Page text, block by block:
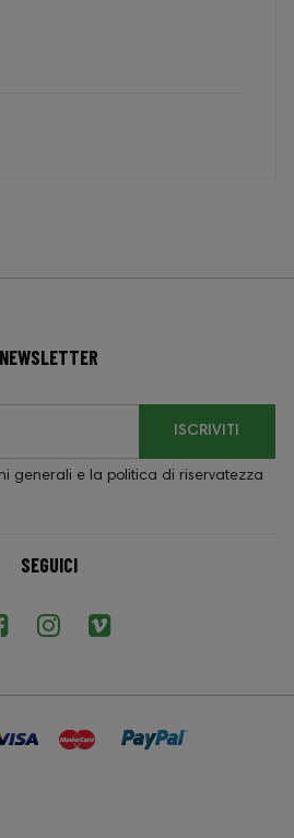
NEWSLETTER
ISCRIVITI
generali e la politica di riservatezza
SEGUICI